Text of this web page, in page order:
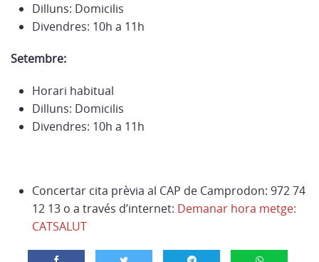
Dilluns: Domicilis
Divendres: 10h a 11h
Setembre:
Horari habitual
Dilluns: Domicilis
Divendres: 10h a 11h
Concertar cita prèvia al CAP de Camprodon: 972 74
12 13 o a través d’internet: Demanar hora metge:
CATSALUT